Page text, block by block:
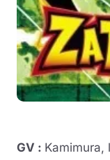
GV : Kamimura,